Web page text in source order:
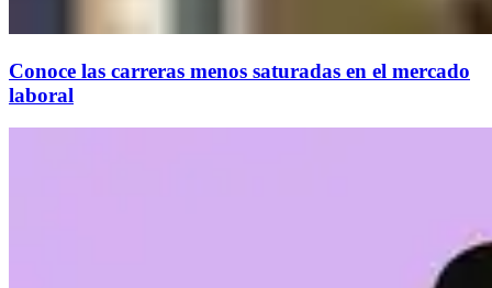
Conoce las carreras menos saturadas en el mercado
laboral